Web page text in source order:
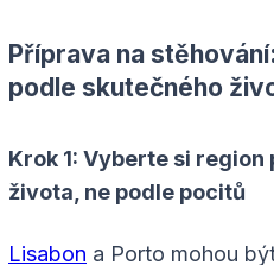
Příprava na
podle skutečného
Krok 1: Vyberte si
života, ne podle pocitů
Lisabon a Porto mohou